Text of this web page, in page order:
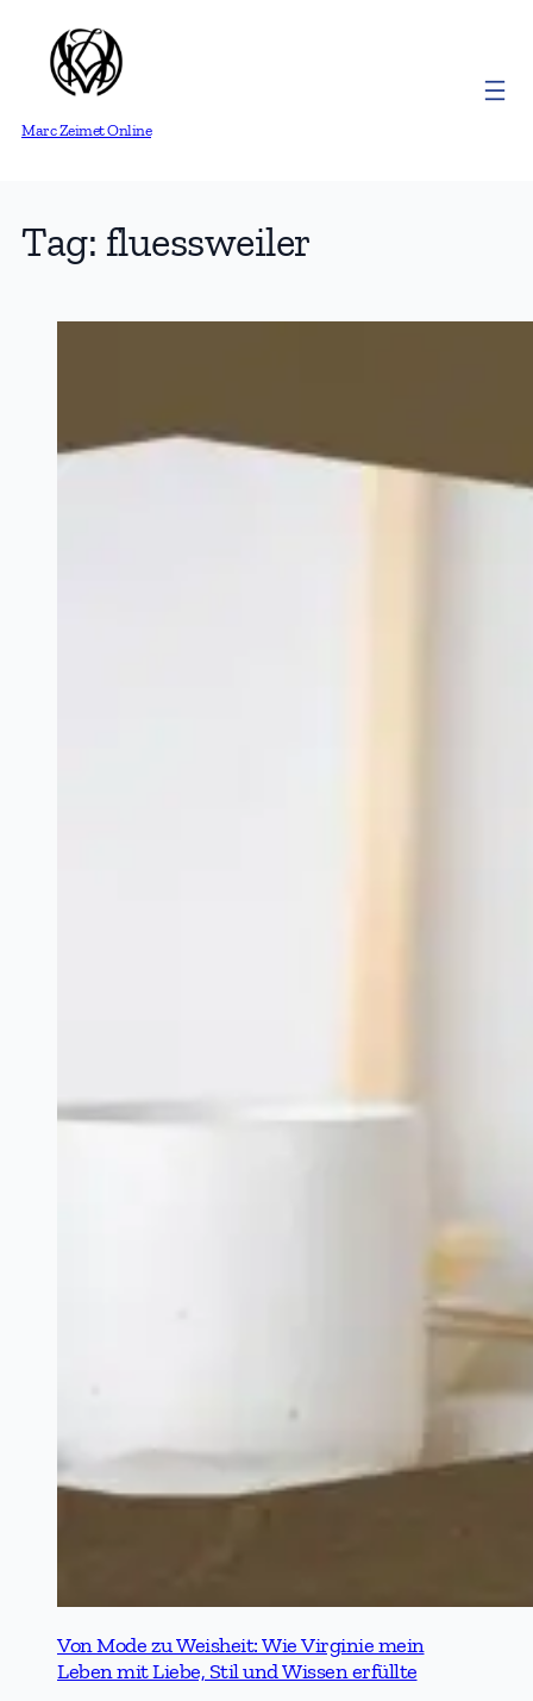
content
Marc Zeimet Online
Tag: fluessweiler
Von Mode zu Weisheit: Wie Virginie mein
Leben mit Liebe, Stil und Wissen erfüllte